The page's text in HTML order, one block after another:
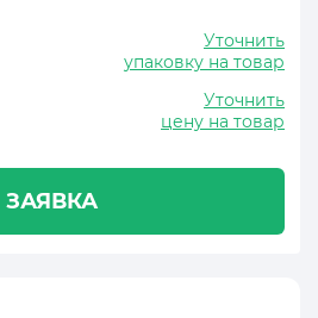
Уточнить
упаковку на товар
Уточнить
цену на товар
ЗАЯВКА